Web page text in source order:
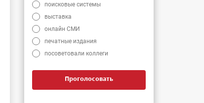
поисковые системы
выставка
онлайн СМИ
печатные издания
посоветовали коллеги
Проголосовать